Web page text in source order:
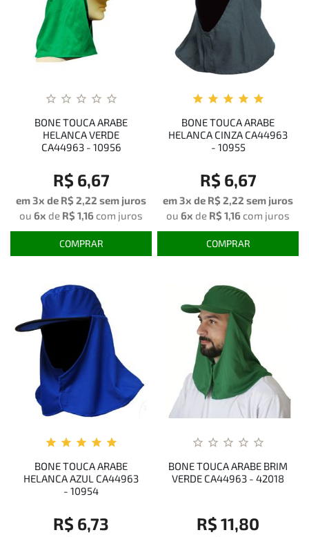
BONE TOUCA ARABE
HELANCA VERDE
CA44963 - 10956
R$ 6,67
em 3x de R$ 2,22 sem juros
ou 6x de R$ 1,16 com juros
COMPRAR
BONE TOUCA ARABE
HELANCA CINZA CA44963
- 10955
R$ 6,67
em 3x de R$ 2,22 sem juros
ou 6x de R$ 1,16 com juros
COMPRAR
BONE TOUCA ARABE
HELANCA AZUL CA44963
- 10954
R$ 6,73
BONE TOUCA ARABE BRIM
VERDE CA44963 - 42018
R$ 11,80